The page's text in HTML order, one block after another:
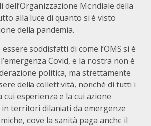
dell’Organizzazione Mondiale della
alla luce di quanto si è visto
della pandemia.
soddisfatti di come l’OMS si è
Covid, e la nostra non è
politica, ma strettamente
della collettività, nonché di tutti i
esperienza e la cui azione
in territori dilaniati da emergenze
dove la sanità paga anche il